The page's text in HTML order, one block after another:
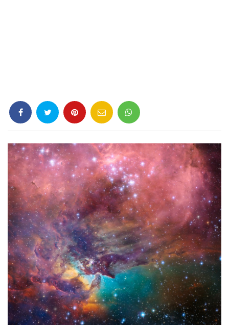
Gastronomía
Lenguaje
Leyes
Literatura
Moda
y
Tendencias
Naturaleza
Psicología